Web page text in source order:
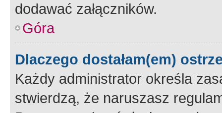
dodawać załączników.
Góra
Dlaczego dostałam(em)
Każdy administrator określa
stwierdzą, że naruszasz